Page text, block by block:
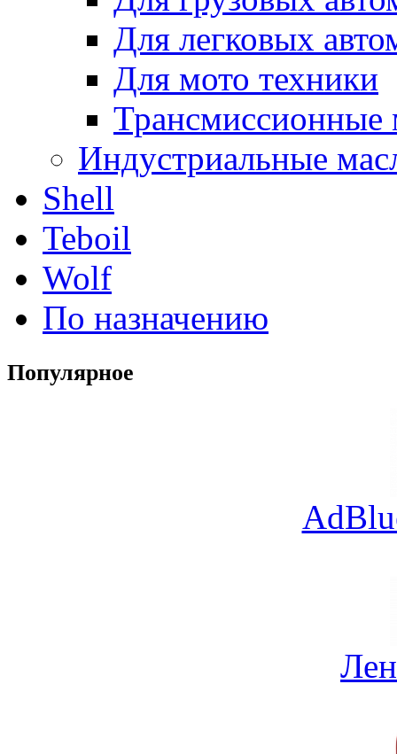
Для легковых
Для мото техники
Трансмиссионные
Индустриальные
Shell
Teboil
Wolf
По назначению
Популярное